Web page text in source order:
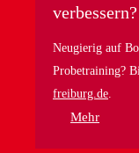
verbessern?
Neugierig auf
Probetraining?
freiburg.de
Mehr